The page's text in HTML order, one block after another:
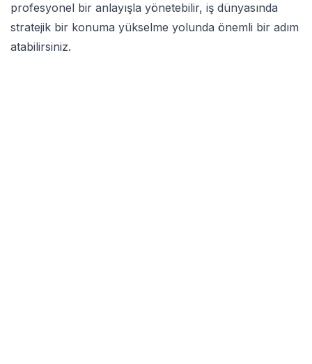
profesyonel bir anlayışla yönetebilir, iş dünyasında
stratejik bir konuma yükselme yolunda önemli bir adım
atabilirsiniz.